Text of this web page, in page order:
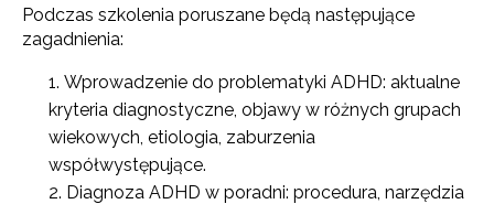
Podczas szkolenia poruszane będą następujące
zagadnienia:
Wprowadzenie do problematyki ADHD: aktualne
kryteria diagnostyczne, objawy w różnych grupach
wiekowych, etiologia, zaburzenia
współwystępujące.
Diagnoza ADHD w poradni: procedura, narzędzia